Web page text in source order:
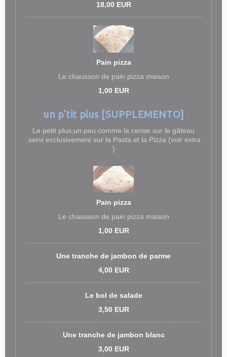
18,00 EUR
Pain pizza
Le chausson de pain pizza maison
1,00 EUR
un p’tit plus [SUPPLEMENTO]
Le petit plus,un peu comme la cerise sur le gâteau
,servi exclusivement sur la Pasta et la Pizza (voir extra
)
Pain pizza
Le chausson de pain pizza maison
1,00 EUR
Une tranche de jambon de parme
4,00 EUR
Le bol de salade
3,50 EUR
Une tranche de jambon blanc
3,00 EUR